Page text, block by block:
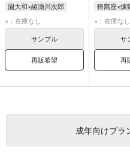
園大和×綾瀬川次郎
園大和
綾瀬川次郎
×：在庫なし
サンプル
再販希望
猗窩座×煉
猗窩座
×：在庫なし
サ
再
成年向けブラ